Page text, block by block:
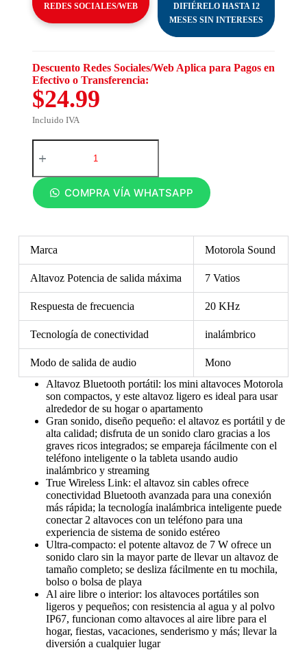
REDES SOCIALES/WEB
DIFIÉRELO HASTA 12
MESES SIN INTERESES
Descuento Redes Sociales/Web Aplica para Pagos en
Efectivo o Transferencia:
$24.99
Incluido IVA
COMPRA VÍA WHATSAPP
Marca Motorola Sound
Altavoz Potencia de salida máxima 7 Vatios
Respuesta de frecuencia 20 KHz
Tecnología de conectividad inalámbrico
Modo de salida de audio
Mono
Altavoz Bluetooth portátil: los mini altavoces Motorola
son compactos, y este altavoz ligero es ideal para usar
alrededor de su hogar o apartamento
Gran sonido, diseño pequeño: el altavoz es portátil y de
alta calidad; disfruta de un sonido claro gracias a los
graves ricos integrados; se empareja fácilmente con el
teléfono inteligente o la tableta usando audio
inalámbrico y streaming
True Wireless Link: el altavoz sin cables ofrece
conectividad Bluetooth avanzada para una conexión
más rápida; la tecnología inalámbrica inteligente puede
conectar 2 altavoces con un teléfono para una
experiencia de sistema de sonido estéreo
Ultra-compacto: el potente altavoz de 7 W ofrece un
sonido claro sin la mayor parte de llevar un altavoz de
tamaño completo; se desliza fácilmente en tu mochila,
bolso o bolsa de playa
Al aire libre o interior: los altavoces portátiles son
ligeros y pequeños; con resistencia al agua y al polvo
IP67, funcionan como altavoces al aire libre para el
hogar, fiestas, vacaciones, senderismo y más; llevar la
diversión a cualquier lugar